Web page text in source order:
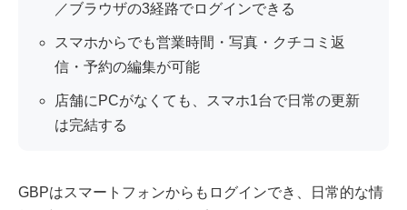
／ブラウザの3経路でログインできる
スマホからでも営業時間・写真・クチコミ返
信・予約の編集が可能
店舗にPCがなくても、スマホ1台で日常の更新
は完結する
GBPはスマートフォンからもログインでき、日常的な情